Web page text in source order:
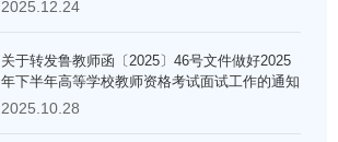
2025.12.24
关于转发鲁教师函〔2025〕46号文件做好2025
年下半年高等学校教师资格考试面试工作的通知
2025.10.28